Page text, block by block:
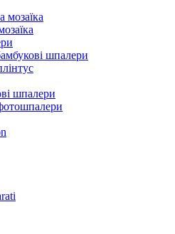
мозаїка
шпалери
шпалери